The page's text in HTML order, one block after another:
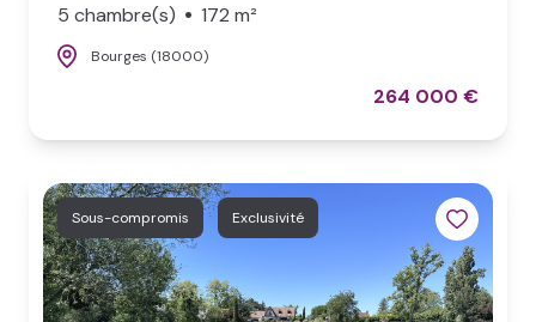
5 chambre(s)
172 m²
Bourges (18000)
264 000 €
Sous-compromis Exclusivité